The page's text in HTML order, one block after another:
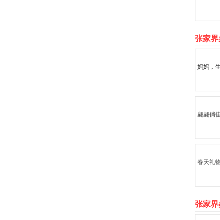
张家
妈妈，
翩翩俏
春天礼
张家